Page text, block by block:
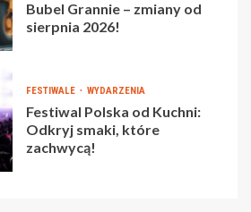
Bubel Grannie – zmiany od
sierpnia 2026!
FESTIWALE WYDARZENIA
Festiwal Polska od Kuchni:
Odkryj smaki, które
zachwycą!